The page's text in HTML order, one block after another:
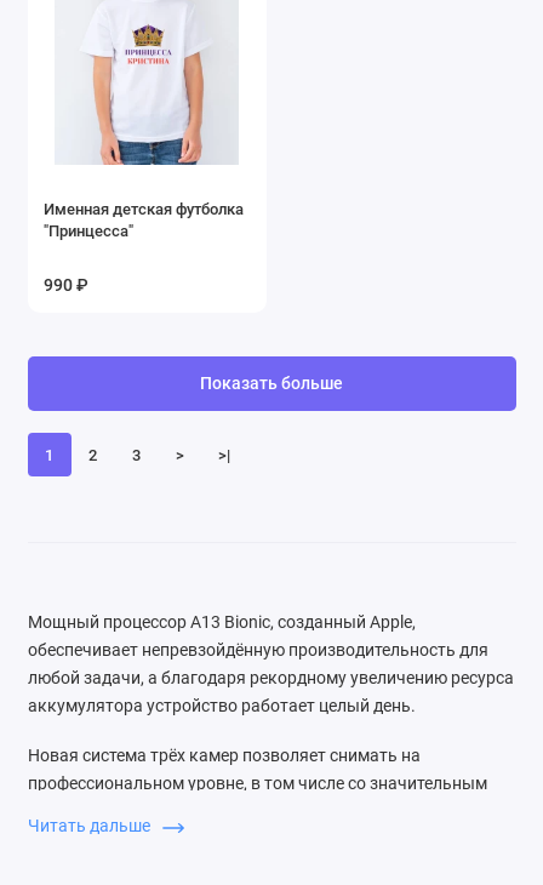
Именная детская футболка
"Принцесса"
990 ₽
1 2 3 > >|
Показать больше
Мощный процессор A13 Bionic, созданный Apple,
обеспечивает непревзойдённую производительность для
любой задачи, а благодаря рекордному увеличению ресурса
аккумулятора устройство работает целый день.
Новая система трёх камер позволяет снимать на
профессиональном уровне, в том числе со значительным
Камера также обеспечивает видео высочайшего качества и
Читать дальше